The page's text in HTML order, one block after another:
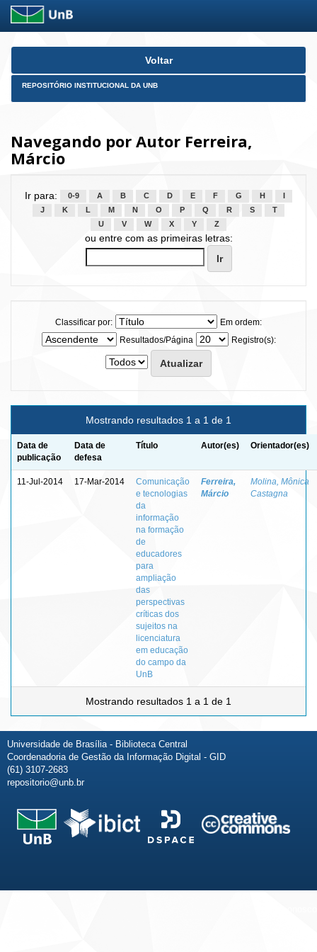
Skip
Voltar
REPOSITÓRIO INSTITUCIONAL DA UNB
Navegando por Autor Ferreira,
Márcio
Ir para: 0-9 A B C D E F G H
J
K L M N O P Q R S
T
U
V W X Y Z
ou entre com as primeiras letras:
Classificar por:
Em ordem:
Resultados/Página
Registro(s):
Mostrando resultados 1 a 1 de 1
Data de
publicação
Data de
defesa
Título Autor(es) Orientador(es)
11-Jul-2014 17-Mar-2014
Comunicação
e tecnologias
da
informação
na formação
de
educadores
para
ampliação
das
perspectivas
críticas dos
sujeitos na
licenciatura
em educação
do campo da
UnB
Ferreira,
Márcio
Molina, Mônica
Castagna
Mostrando resultados 1 a 1 de 1
Universidade de Brasília - Biblioteca Central
Coordenadoria de Gestão da Informação Digital - GID
(61) 3107-2683
repositorio@unb.br